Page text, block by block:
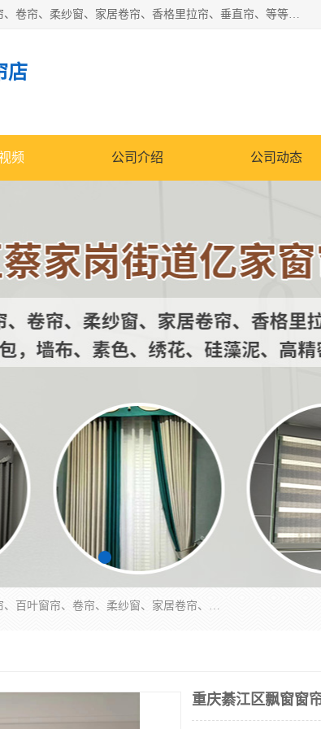
北碚区蔡家岗街道亿家窗帘店长年专业定做窗帘、电动窗帘、百叶窗帘、卷帘、柔纱窗、家居卷帘、香格里拉帘、垂直帘、等等，软包、各种形状软包硬包，墙布、素色、绣花、硅藻泥、高精密各种墙布，免费测量、免费安装，欢迎咨询
店
频 公司介绍 公司动态
北碚区蔡家岗街道亿家窗帘店长年专业定做窗帘、电动窗帘、百叶窗帘、卷帘、柔纱窗、家居卷帘、香格里拉帘、垂直帘、等等，软包、各种形状软包硬包，墙布、素色、绣花、硅藻泥、高精密各种墙布，免费测量、免费安装，欢迎咨询
重庆綦江区飘窗窗